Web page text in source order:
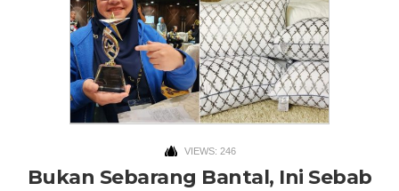
VIEWS: 246
Bukan Sebarang Bantal, Ini Sebab